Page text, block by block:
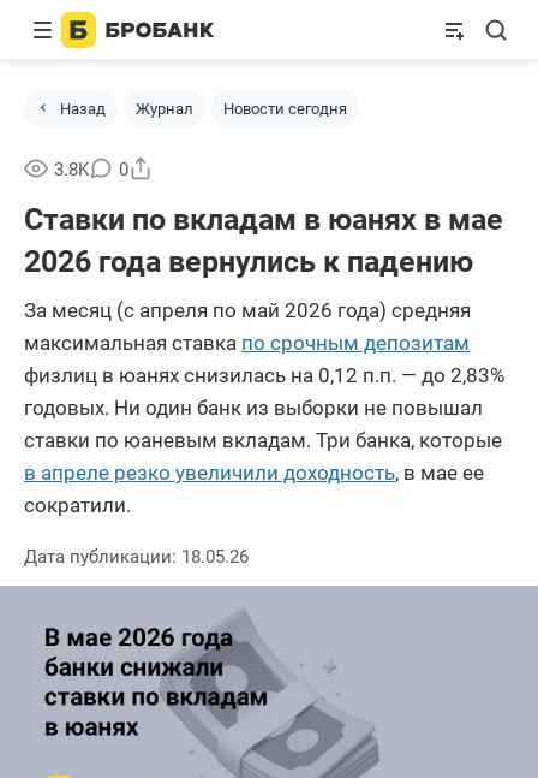
Назад Журнал Новости сегодня
3.8K 0
Ставки по вкладам в юанях в мае
2026 года вернулись к падению
За месяц (с апреля по май 2026 года) средняя
максимальная ставка по срочным депозитам
физлиц в юанях снизилась на 0,12 п.п. — до 2,83%
годовых. Ни один банк из выборки не повышал
ставки по юаневым вкладам. Три банка, которые
в апреле резко увеличили доходность, в мае ее
сократили.
Дата публикации: 18.05.26